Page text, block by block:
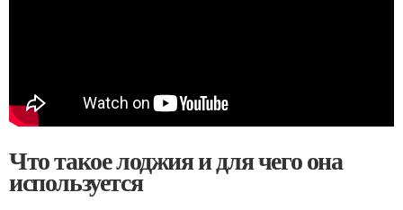
Что такое лоджия и для чего она
используется